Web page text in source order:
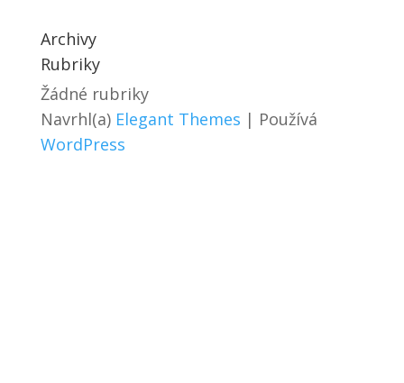
Archivy
Rubriky
Žádné rubriky
Navrhl(a) Elegant Themes | Používá
WordPress